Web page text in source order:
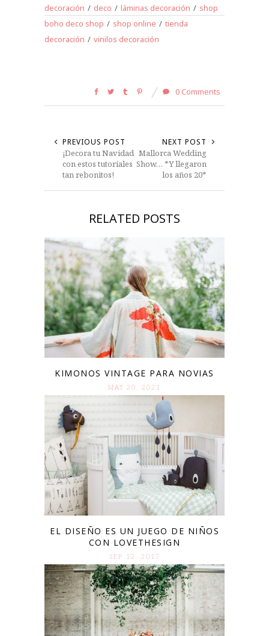
decoración / deco / láminas decoración / shop
boho deco shop / shop online / tienda
decoración / vinilos decoración
0 Comments
PREVIOUS POST
¡Decora tu Navidad
con estos tutoriales
tan rebonitos!
NEXT POST
Mallorca Wedding
Show… *Y llegaron
los años 20*
RELATED POSTS
KIMONOS VINTAGE PARA NOVIAS
MAY 20. 2021
EL DISEÑO ES UN JUEGO DE NIÑOS
CON LOVETHESIGN
SEP 12. 2017